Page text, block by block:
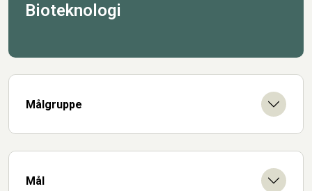
Bioteknologi
Målgruppe
Mål